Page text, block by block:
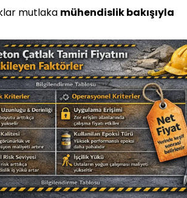
mutlaka mühendislik bakışıyla